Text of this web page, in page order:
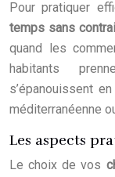
Pour pratiquer
temps sans
quand les
habitants
s’épanouissent
méditerranéenne
Les aspects
Le choix de vos